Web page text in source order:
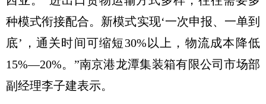
种模式衔接配合。新模式实现‘一次申报、一单到
底’，通关时间可缩短30%以上，物流成本降低
15%—20%。”南京港龙潭集装箱有限公司市场部
副经理李子建表示。